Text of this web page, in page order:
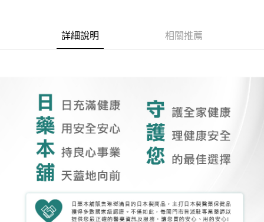
詳細說明 相關推薦